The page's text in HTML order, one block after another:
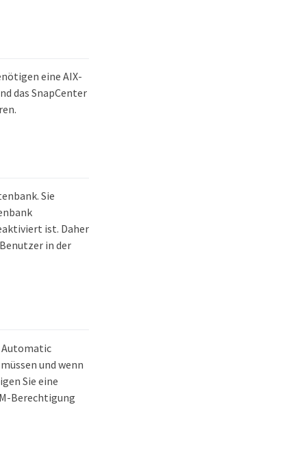
eine AIX-
das SnapCenter
Sie
ist. Daher
in der
Automatic
und wenn
Sie eine
Berechtigung